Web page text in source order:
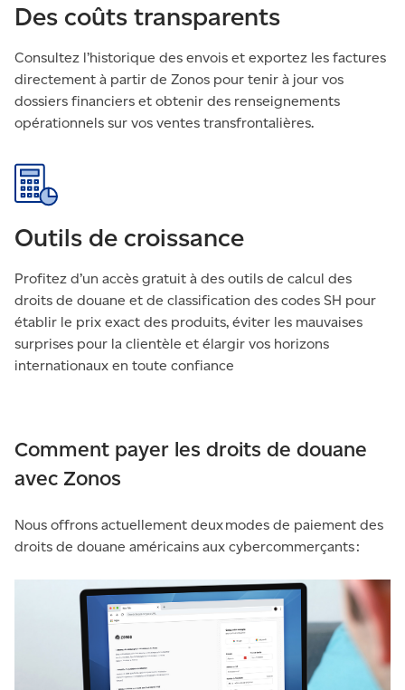
Des coûts transparents
Consultez l’historique des envois et exportez les factures
directement à partir de Zonos pour tenir à jour vos
dossiers financiers et obtenir des renseignements
opérationnels sur vos ventes transfrontalières.
Outils de croissance
Profitez d’un accès gratuit à des outils de calcul des
droits de douane et de classification des codes SH pour
établir le prix exact des produits, éviter les mauvaises
surprises pour la clientèle et élargir vos horizons
internationaux en toute confiance
Comment payer les droits de douane
avec Zonos
Nous offrons actuellement deux modes de paiement des
droits de douane américains aux cybercommerçants :